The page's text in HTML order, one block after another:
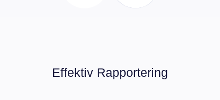
Effektiv Rapportering